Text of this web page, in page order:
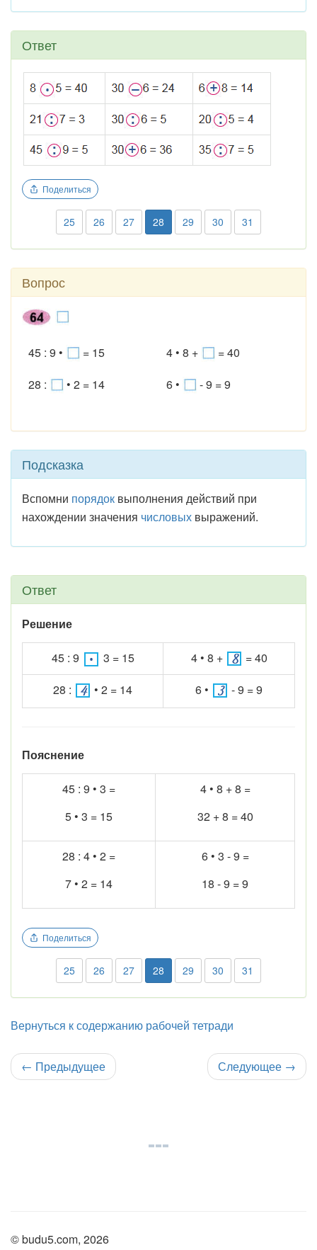
Ответ
Поделиться
25 26 27 28 29 30 31
Вопрос
45 : 9 • = 15 4 • 8 +
= 40
28 :
• 2 = 14 6 • - 9 = 9
Подсказка
Вспомни порядок выполнения действий при
нахождении значения числовых выражений.
Ответ
Решение
45 : 9 3 = 15 4 • 8 +
= 40
28 :
• 2 = 14 6 • - 9 = 9
Пояснение
45 : 9 • 3 =
5 • 3 = 15
4 • 8 + 8 =
32 + 8 = 40
28 : 4 • 2 =
7 • 2 = 14
6 • 3 - 9 =
18 - 9 = 9
Поделиться
25 26 27 28 29 30 31
Вернуться к содержанию рабочей тетради
← Предыдущее Следующее →
© budu5.com, 2026